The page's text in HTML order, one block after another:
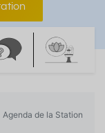
Agenda de la Station